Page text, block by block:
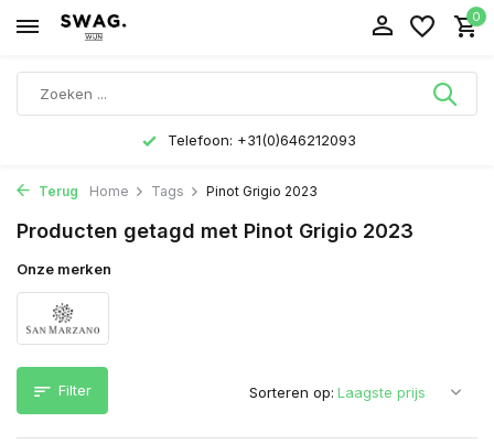
0
Telefoon: +31(0)646212093
Terug Home Tags Pinot Grigio 2023
Producten getagd met Pinot Grigio 2023
Onze merken
Filter Sorteren op: